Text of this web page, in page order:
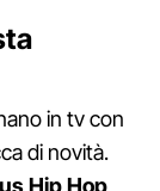
in tv con
di novità.
Hip Hop